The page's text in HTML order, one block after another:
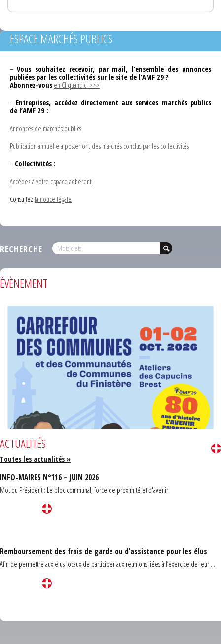
ESPACE MARCHÉS PUBLICS
– Vous souhaitez recevoir, par mail, l’ensemble des annonces
publiées par les collectivités sur le site de l’AMF 29 ?
Abonnez-vous en Cliquant ici >>>
– Entreprises, accédez directement aux services marchés publics
de l’AMF 29 :
Annonces de marchés publics
Publication annuelle a posteriori, des marchés conclus par les collectivités
– Collectivités :
Accédez à votre espace adhérent
Consultez la notice légale
RECHERCHE
ÉVÈNEMENT
ACTUALITÉS
Toutes les actualités »
INFO-MAIRES N°116 – JUIN 2026
Mot du Président : Le bloc communal, force de proximité et d'avenir
Remboursement des frais de garde ou d’assistance pour les élus
Afin de permettre aux élus locaux de participer aux réunions liées à l’exercice de leur ...